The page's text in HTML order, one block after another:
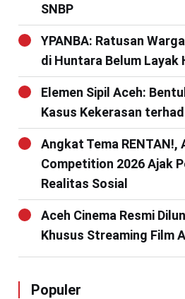
SNBP
YPANBA: Ratusan
di Huntara Belum Layak
Elemen Sipil Aceh:
Kasus Kekerasan
Angkat Tema RENTAN!,
Competition 2026 Ajak
Realitas Sosial
Aceh Cinema Resmi
Khusus Streaming Film
Populer